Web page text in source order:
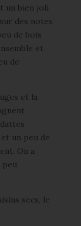
un bien joli
des notes
de bois
et
de
et la
un peu de
On a
peu
secs, le